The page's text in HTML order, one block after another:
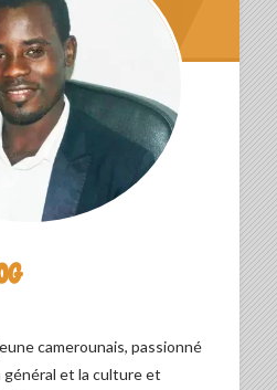
camerounais, passionné
et la culture et